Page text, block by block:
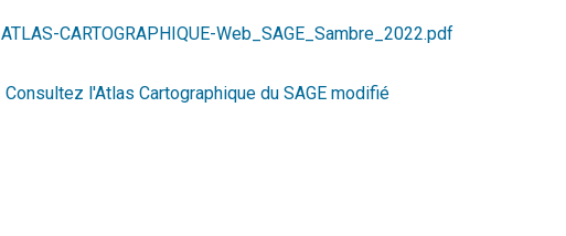
ATLAS-CARTOGRAPHIQUE-Web_SAGE_Sambre_2022.pdf
Consultez l'Atlas Cartographique du SAGE modifié